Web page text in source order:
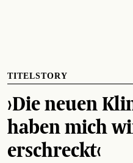
TITELSTORY
›Die neuen
haben mich
erschreckt‹